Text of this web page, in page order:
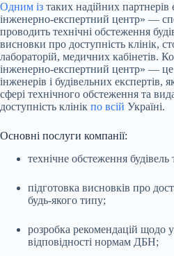
Одним із таких надійних
інженерно-експертний центр» —
проводить технічні обстеження
висновки про доступність клінік,
лабораторій, медичних кабінетів.
інженерно-експертний центр» —
інженерів і будівельних експертів,
сфері технічного обстеження та
доступність клінік по всій Україні.
Основні послуги компанії:
технічне обстеження
підготовка висновків про
будь-якого типу;
розробка рекомендацій щодо
відповідності нормам ДБН;